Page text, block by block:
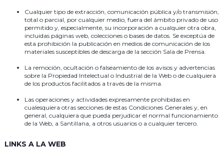
Cualquier tipo de extracción, comunicación pública y/o transmisión,
total o parcial, por cualquier medio, fuera del ámbito privado de uso
permitido y, especialmente, su incorporación a cualquier otra obra,
incluidas páginas web, colecciones o bases de datos. Se exceptúa de
esta prohibición la publicación en medios de comunicación de los
materiales susceptibles de descarga de la sección Sala de Prensa.
La remoción, ocultación o falseamiento de los avisos y advertencias
sobre la Propiedad Intelectual o Industrial de la Web o de cualquiera
de los productos facilitados a través de la misma.
Las operaciones y actividades expresamente prohibidas en
cualesquiera otras secciones de estas Condiciones Generales y, en
general, cualquiera que pueda perjudicar el normal funcionamiento
de la Web, a Santillana, a otros usuarios o a cualquier tercero.
LINKS A LA WEB